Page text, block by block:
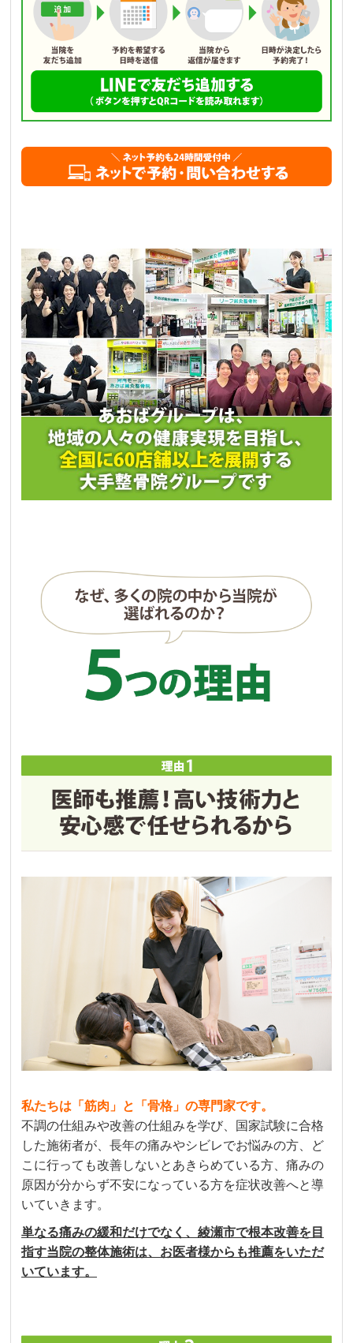
私たちは「筋肉」と「骨格」の専門家です。
不調の仕組みや改善の仕組みを学び、国家試験に合格
した施術者が、長年の痛みやシビレでお悩みの方、ど
こに行っても改善しないとあきらめている方、痛みの
原因が分からず不安になっている方を症状改善へと導
いていきます。
単なる痛みの緩和だけでなく、綾瀬市で根本改善を目
指す当院の整体施術は、お医者様からも推薦をいただ
いています。